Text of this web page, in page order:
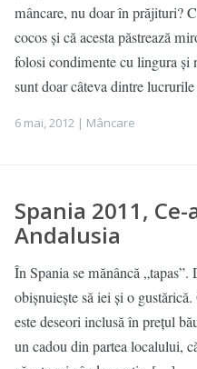
mâncare, nu doar în prăjituri?
cocos și că acesta păstrează
folosi condimente cu lingura și
sunt doar câteva dintre
6 mai, 2012 | Mâncare
Spania 2011,
Andalusia
În Spania se mănâncă
obișnuiește să iei și o
este deseori inclusă în prețul
un cadou din partea localului,